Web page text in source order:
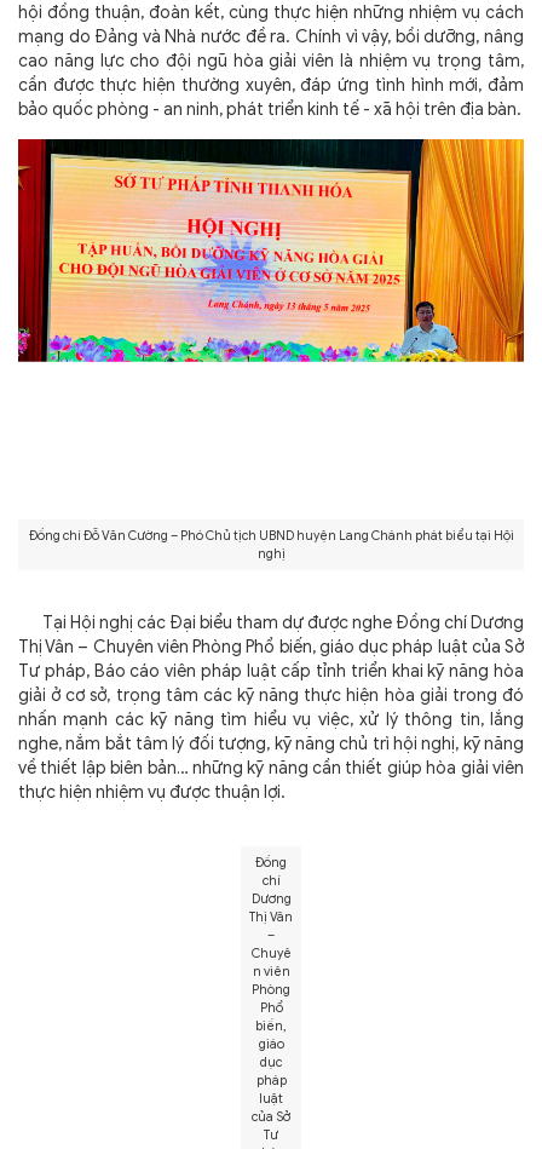
hội đồng thuận, đoàn kết, cùng thực hiện những nhiệm vụ cách
mạng do Đảng và Nhà nước đề ra. Chính vì vậy, bồi dưỡng, nâng
cao năng lực cho đội ngũ hòa giải viên là nhiệm vụ trọng tâm,
cần được thực hiện thường xuyên, đáp ứng tình hình mới, đảm
bảo quốc phòng - an ninh, phát triển kinh tế - xã hội trên địa bàn.
Đồng chí Đỗ Văn Cường – Phó Chủ tịch UBND huyện Lang Chánh phát biểu tại Hội
nghị
Tại Hội nghị các Đại biểu tham dự được nghe Đồng chí Dương
Thị Vân – Chuyên viên Phòng Phổ biến, giáo dục pháp luật của Sở
Tư pháp, Báo cáo viên pháp luật cấp tỉnh triển khai kỹ năng hòa
giải ở cơ sở, trọng tâm các kỹ năng thực hiện hòa giải trong đó
nhấn mạnh các kỹ năng tìm hiểu vụ việc, xử lý thông tin, lắng
nghe, nắm bắt tâm lý đối tượng, kỹ năng chủ trì hội nghị, kỹ năng
về thiết lập biên bản… những kỹ năng cần thiết giúp hòa giải viên
thực hiện nhiệm vụ được thuận lợi.
Đồng
chí
Dương
Thị Vân
–
Chuyê
n viên
Phòng
Phổ
biến,
giáo
dục
pháp
luật
của Sở
Tư